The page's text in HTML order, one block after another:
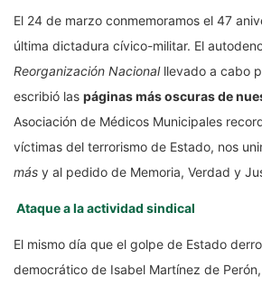
El 24 de marzo conmemoramos el 47
última dictadura cívico-militar. El
Reorganización Nacional llevado a cabo
escribió las páginas más oscuras de
Asociación de Médicos Municipales
víctimas del terrorismo de Estado, nos
más y al pedido de Memoria, Verdad y
Ataque a la actividad sindical
El mismo día que el golpe de Estado
democrático de Isabel Martínez de